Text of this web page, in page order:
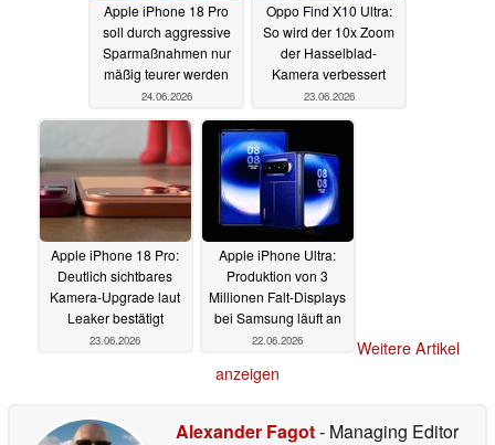
Apple iPhone 18 Pro
soll durch aggressive
Sparmaßnahmen nur
mäßig teurer werden
24.06.2026
Oppo Find X10 Ultra:
So wird der 10x Zoom
der Hasselblad-
Kamera verbessert
23.06.2026
Apple iPhone 18 Pro:
Deutlich sichtbares
Kamera-Upgrade laut
Leaker bestätigt
23.06.2026
Apple iPhone Ultra:
Produktion von 3
Millionen Falt-Displays
bei Samsung läuft an
22.06.2026
Weitere Artikel
anzeigen
Alexander Fagot- Managing Editor